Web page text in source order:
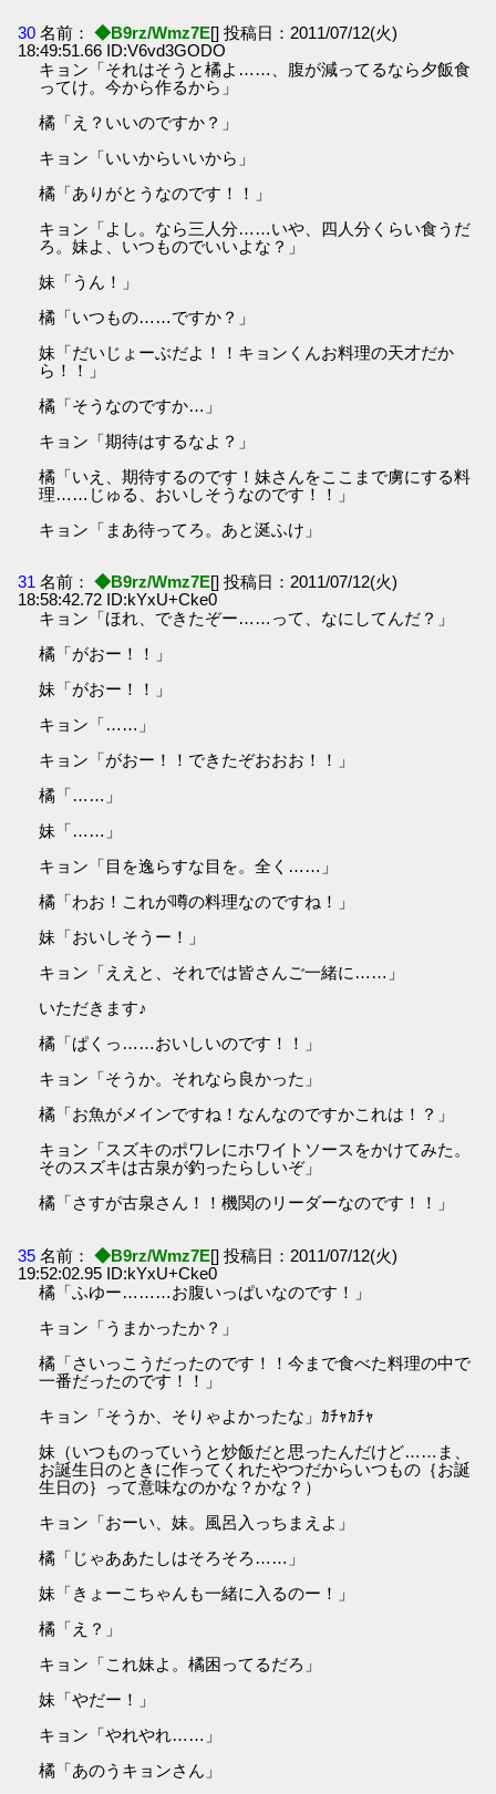
30 名前： ◆B9rz/Wmz7E[] 投稿日：2011/07/12(火)
18:49:51.66 ID:V6vd3GODO
キョン「それはそうと橘よ……、腹が減ってるなら夕飯食
ってけ。今から作るから」
橘「え？いいのですか？」
キョン「いいからいいから」
橘「ありがとうなのです！！」
キョン「よし。なら三人分……いや、四人分くらい食うだ
ろ。妹よ、いつものでいいよな？」
妹「うん！」
橘「いつもの……ですか？」
妹「だいじょーぶだよ！！キョンくんお料理の天才だか
ら！！」
橘「そうなのですか…」
キョン「期待はするなよ？」
橘「いえ、期待するのです！妹さんをここまで虜にする料
理……じゅる、おいしそうなのです！！」
キョン「まあ待ってろ。あと涎ふけ」
31 名前： ◆B9rz/Wmz7E[] 投稿日：2011/07/12(火)
18:58:42.72 ID:kYxU+Cke0
キョン「ほれ、できたぞー……って、なにしてんだ？」
橘「がおー！！」
妹「がおー！！」
キョン「……」
キョン「がおー！！できたぞおおお！！」
橘「……」
妹「……」
キョン「目を逸らすな目を。全く……」
橘「わお！これが噂の料理なのですね！」
妹「おいしそうー！」
キョン「ええと、それでは皆さんご一緒に……」
いただきます♪
橘「ぱくっ……おいしいのです！！」
キョン「そうか。それなら良かった」
橘「お魚がメインですね！なんなのですかこれは！？」
キョン「スズキのポワレにホワイトソースをかけてみた。
そのスズキは古泉が釣ったらしいぞ」
橘「さすが古泉さん！！機関のリーダーなのです！！」
35 名前： ◆B9rz/Wmz7E[] 投稿日：2011/07/12(火)
19:52:02.95 ID:kYxU+Cke0
橘「ふゆー………お腹いっぱいなのです！」
キョン「うまかったか？」
橘「さいっこうだったのです！！今まで食べた料理の中で
一番だったのです！！」
キョン「そうか、そりゃよかったな」ｶﾁｬｶﾁｬ
妹（いつものっていうと炒飯だと思ったんだけど……ま、
お誕生日のときに作ってくれたやつだからいつもの｛お誕
生日の｝って意味なのかな？かな？）
キョン「おーい、妹。風呂入っちまえよ」
橘「じゃああたしはそろそろ……」
妹「きょーこちゃんも一緒に入るのー！」
橘「え？」
キョン「これ妹よ。橘困ってるだろ」
妹「やだー！」
キョン「やれやれ……」
橘「あのうキョンさん」